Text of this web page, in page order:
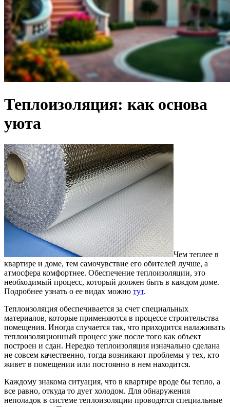
Теплоизоляция: как основа
уюта
Чем теплее в
квартире и доме, тем самочувствие его обителей лучше, а
атмосфера комфортнее. Обеспечение теплоизоляции, это
необходимый процесс, который должен быть в каждом доме.
Подробнее узнать о ее видах можно тут.
Теплоизоляция обеспечивается за счет специальных
материалов, которые применяются в процессе строительства
помещения. Иногда случается так, что приходится налаживать
теплоизоляционный процесс уже после того как объект
построен и сдан. Нередко теплоизоляция изначально сделана
не совсем качественно, тогда возникают проблемы у тех, кто
живет в помещении или постоянно в нем находится.
Каждому знакома ситуация, что в квартире вроде бы тепло, а
все равно, откуда то дует холодом. Для обнаружения
неполадок в системе теплоизоляции проводятся специальные